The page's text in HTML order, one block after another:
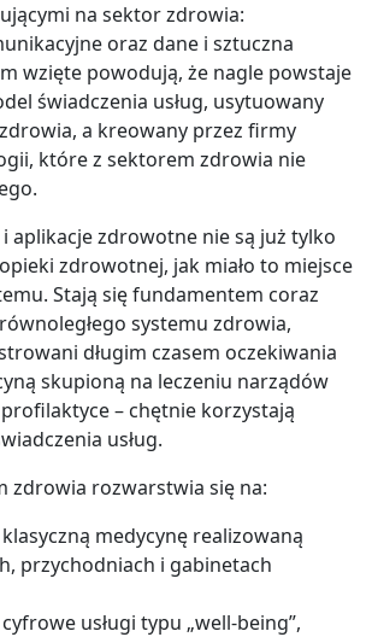
na sektor zdrowia:
oraz dane i sztuczna
wzięte powodują, że nagle powstaje
świadczenia usług, usytuowany
a kreowany przez firmy
które z sektorem zdrowia nie
aplikacje zdrowotne nie są już tylko
zdrowotnej, jak miało to miejsce
Stają się fundamentem coraz
systemu zdrowia,
długim czasem oczekiwania
skupioną na leczeniu narządów
– chętnie korzystają
usług.
zdrowia rozwarstwia się na:
klasyczną medycynę realizowaną
przychodniach i gabinetach
usługi typu „well-being”,